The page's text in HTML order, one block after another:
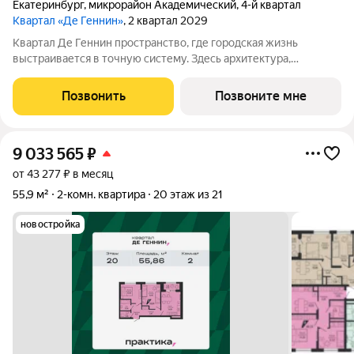
Екатеринбург, микрорайон Академический,4-й квартал
Квартал «Де Геннин», 2 квартал 2029
Квартал Де Геннин пространство, где городская жизнь
выстраивается в точную систему. Здесь архитектура,
не хаотичный набор функций, а продуманная среда, где всё
работает согласованно. В основе
Позвонить Позвоните мне
9 033 565₽
от 43 277 ₽ в месяц
55,9 м²
2-комн. квартира 20 этаж из 21
новостройка